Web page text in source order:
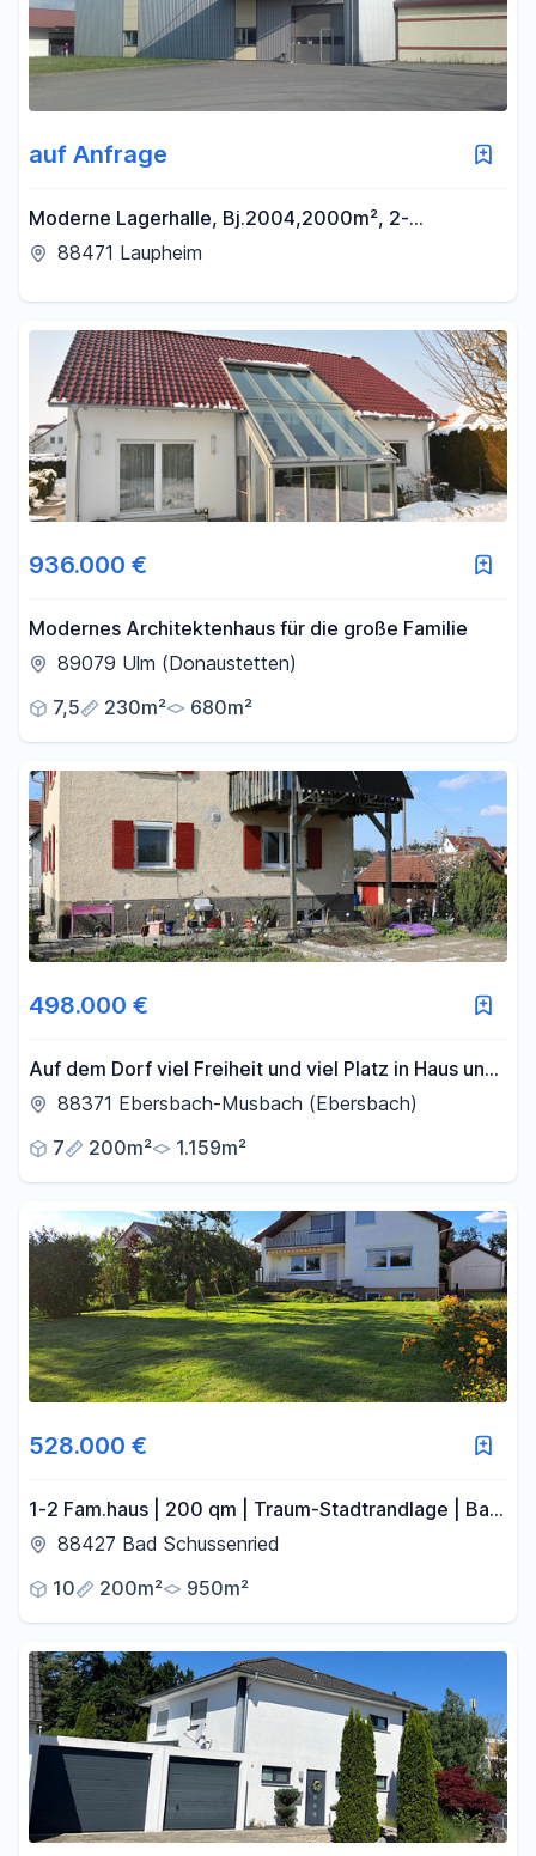
auf Anfrage
Moderne Lagerhalle, Bj.2004,2000m², 2-
geschossig mit Aufzug, Rolltor und Schleuse für Be-
88471 Laupheim
936.000 €
Modernes Architektenhaus für die große Familie
89079 Ulm (Donaustetten)
7,5
230m² 680m²
498.000 €
Auf dem Dorf viel Freiheit und viel Platz in Haus und
Garten
88371 Ebersbach-Musbach (Ebersbach)
7
200m² 1.159m²
528.000 €
1-2 Fam.haus | 200 qm | Traum-Stadtrandlage | Bad
Schussenried – Ruhe, Natur, Weitblick | prov.frei
88427 Bad Schussenried
10
200m² 950m²